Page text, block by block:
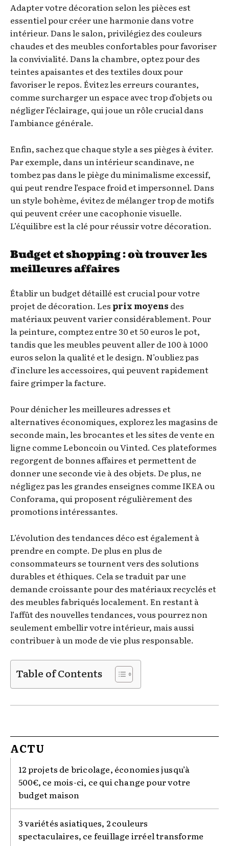
Adapter votre décoration selon les pièces est
essentiel pour créer une harmonie dans votre
intérieur. Dans le salon, privilégiez des couleurs
chaudes et des meubles confortables pour favoriser
la convivialité. Dans la chambre, optez pour des
teintes apaisantes et des textiles doux pour
favoriser le repos. Évitez les erreurs courantes,
comme surcharger un espace avec trop d’objets ou
négliger l’éclairage, qui joue un rôle crucial dans
l’ambiance générale.
Enfin, sachez que chaque style a ses pièges à éviter.
Par exemple, dans un intérieur scandinave, ne
tombez pas dans le piège du minimalisme excessif,
qui peut rendre l’espace froid et impersonnel. Dans
un style bohème, évitez de mélanger trop de motifs
qui peuvent créer une cacophonie visuelle.
L’équilibre est la clé pour réussir votre décoration.
Budget et shopping : où trouver les
meilleures affaires
Établir un budget détaillé est crucial pour votre
projet de décoration. Les prix moyens des
matériaux peuvent varier considérablement. Pour
la peinture, comptez entre 30 et 50 euros le pot,
tandis que les meubles peuvent aller de 100 à 1000
euros selon la qualité et le design. N’oubliez pas
d’inclure les accessoires, qui peuvent rapidement
faire grimper la facture.
Pour dénicher les meilleures adresses et
alternatives économiques, explorez les magasins de
seconde main, les brocantes et les sites de vente en
ligne comme Leboncoin ou Vinted. Ces plateformes
regorgent de bonnes affaires et permettent de
donner une seconde vie à des objets. De plus, ne
négligez pas les grandes enseignes comme IKEA ou
Conforama, qui proposent régulièrement des
promotions intéressantes.
L’évolution des tendances déco est également à
prendre en compte. De plus en plus de
consommateurs se tournent vers des solutions
durables et éthiques. Cela se traduit par une
demande croissante pour des matériaux recyclés et
des meubles fabriqués localement. En restant à
l’affût des nouvelles tendances, vous pourrez non
seulement embellir votre intérieur, mais aussi
contribuer à un mode de vie plus responsable.
Table of Contents
ACTU
12 projets de bricolage, économies jusqu’à
500€, ce mois-ci, ce qui change pour votre
budget maison
3 variétés asiatiques, 2 couleurs
spectaculaires, ce feuillage irréel transforme